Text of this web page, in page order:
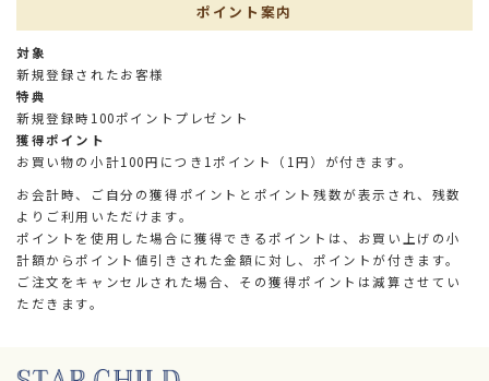
ポイント案内
対象
新規登録されたお客様
特典
新規登録時100ポイントプレゼント
獲得ポイント
お買い物の小計100円につき1ポイント（1円）が付きます。
お会計時、ご自分の獲得ポイントとポイント残数が表示され、残数
よりご利用いただけます。
ポイントを使用した場合に獲得できるポイントは、お買い上げの小
計額からポイント値引きされた金額に対し、ポイントが付きます。
ご注文をキャンセルされた場合、その獲得ポイントは減算させてい
ただきます。